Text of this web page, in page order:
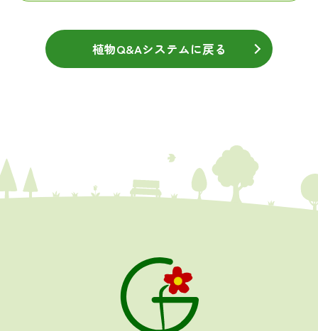
植物Q&Aシステムに戻る